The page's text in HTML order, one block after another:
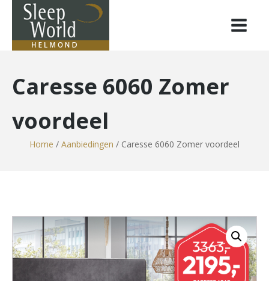
Caresse 6060 Zomer
voordeel
Home / Aanbiedingen / Caresse 6060 Zomer voordeel